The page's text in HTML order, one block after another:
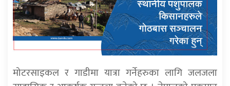
मोटरसाइकल र गाडीमा यात्रा गर्नेहरुका लागि जलजला